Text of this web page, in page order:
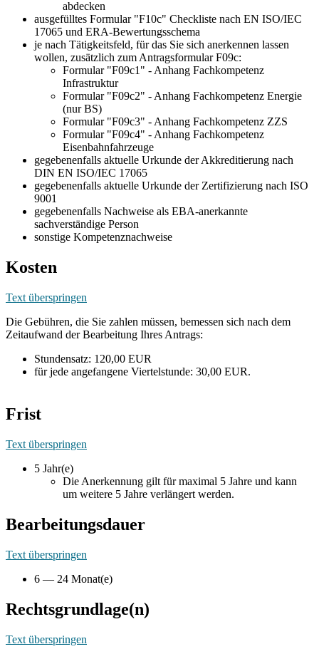
abdecken
ausgefülltes Formular "F10c" Checkliste nach EN ISO/IEC
17065 und ERA-Bewertungsschema
je nach Tätigkeitsfeld, für das Sie sich anerkennen lassen
wollen, zusätzlich zum Antragsformular F09c:
Formular "F09c1" - Anhang Fachkompetenz
Infrastruktur
Formular "F09c2" - Anhang Fachkompetenz Energie
(nur BS)
Formular "F09c3" - Anhang Fachkompetenz ZZS
Formular "F09c4" - Anhang Fachkompetenz
Eisenbahnfahrzeuge
gegebenenfalls aktuelle Urkunde der Akkreditierung nach
DIN EN ISO/IEC 17065
gegebenenfalls aktuelle Urkunde der Zertifizierung nach ISO
9001
gegebenenfalls Nachweise als EBA-anerkannte
sachverständige Person
sonstige Kompetenznachweise
Kosten
Text überspringen
Die Gebühren, die Sie zahlen müssen, bemessen sich nach dem
Zeitaufwand der Bearbeitung Ihres Antrags:
Stundensatz: 120,00 EUR
für jede angefangene Viertelstunde: 30,00 EUR.
Frist
Text überspringen
5 Jahr(e)
Die Anerkennung gilt für maximal 5 Jahre und kann
um weitere 5 Jahre verlängert werden.
Bearbeitungsdauer
Text überspringen
6 — 24 Monat(e)
Rechtsgrundlage(n)
Text überspringen